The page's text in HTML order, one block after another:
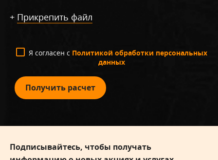
+ Прикрепить файл
Я согласен с Политикой обработки персональных
данных
Получить расчет
Подписывайтесь, чтобы получать